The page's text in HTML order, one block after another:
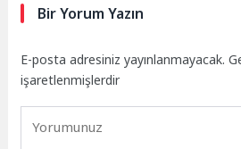
Bir Yorum Yazın
E-posta adresiniz yayınlanmayacak.
işaretlenmişlerdir